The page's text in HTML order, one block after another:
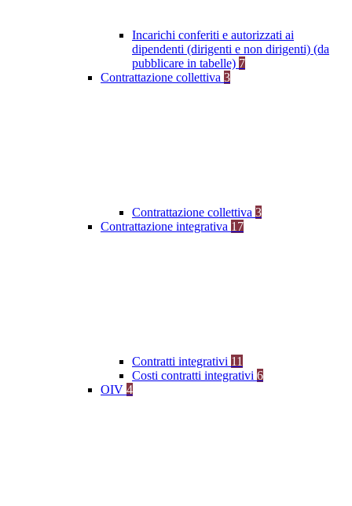
Incarichi conferiti e autorizzati ai
dipendenti (dirigenti e non dirigenti) (da
pubblicare in tabelle) 7
Contrattazione collettiva 3
Contrattazione collettiva 3
Contrattazione integrativa 17
Contratti integrativi 11
Costi contratti integrativi 6
OIV 4